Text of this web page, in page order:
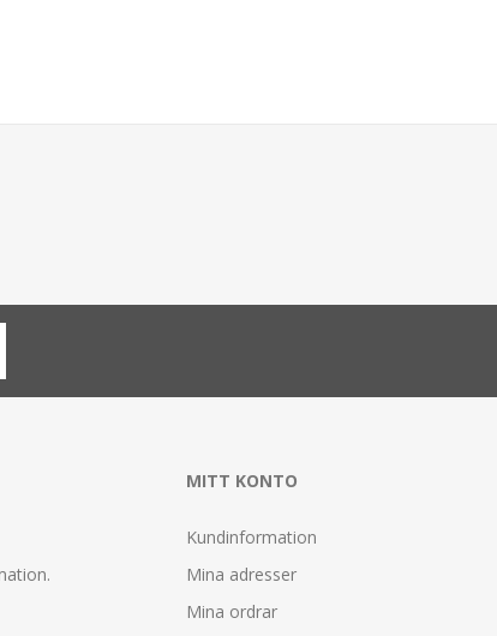
MITT KONTO
Kundinformation
Mina adresser
Mina ordrar